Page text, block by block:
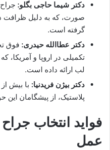
دکتر شیما حاجی بگلو:
صورت، که به دلیل ظرافت
گرفته است.
دکتر عطاالله حیدری: فوق
تکمیلی در اروپا و آمریکا،
لب ارائه داده است.
دکتر بیژن فریدنیا:
پلاستیک، از پیشگامان
فواید انتخاب
عمل